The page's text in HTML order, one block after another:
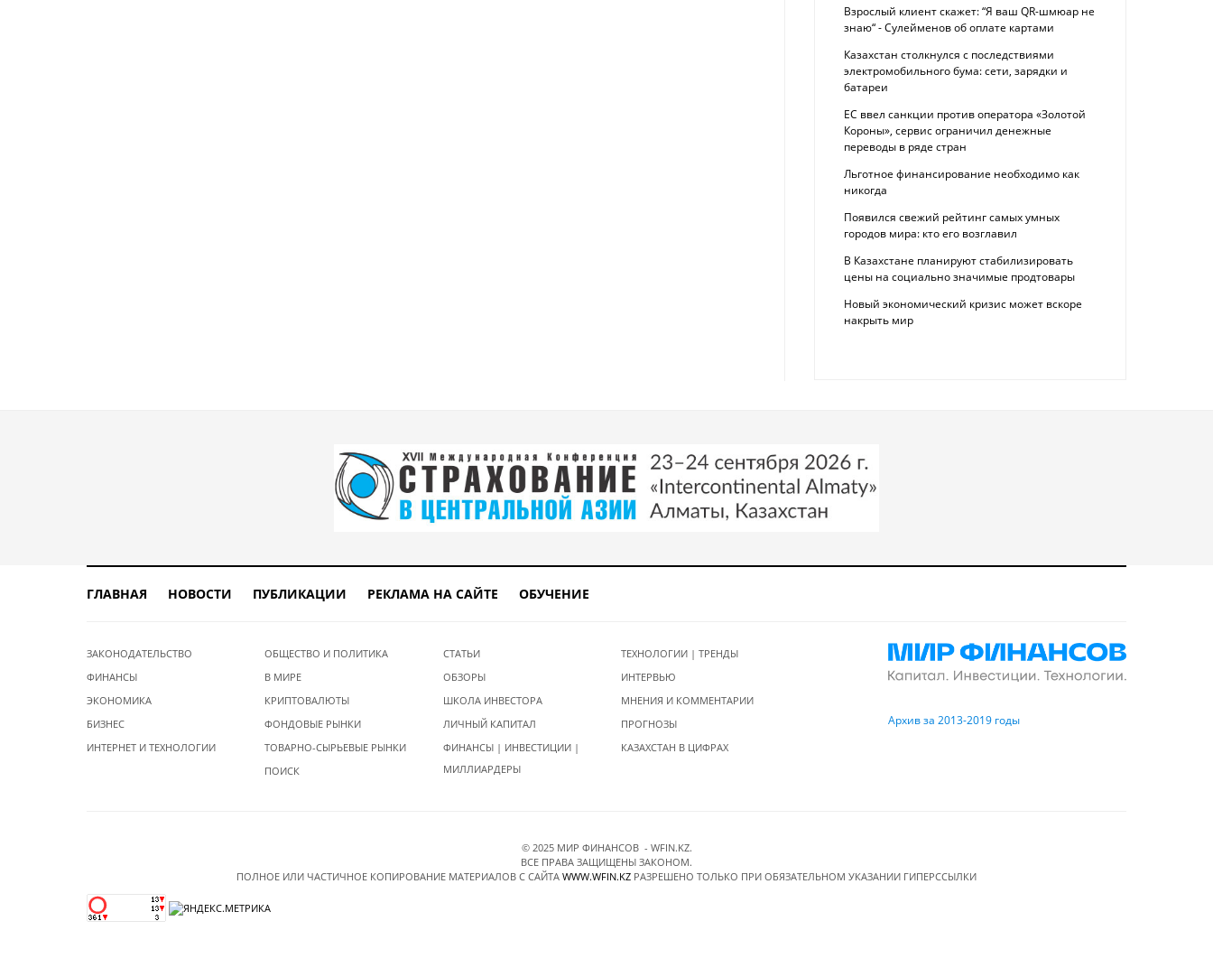
Взрослый клиент скажет: “Я ваш QR-шмюар не
знаю“ - Сулейменов об оплате картами
Казахстан столкнулся с последствиями
электромобильного бума: сети, зарядки и
батареи
ЕС ввел санкции против оператора «Золотой
Короны», сервис ограничил денежные
переводы в ряде стран
Льготное финансирование необходимо как
никогда
Появился свежий рейтинг самых умных
городов мира: кто его возглавил
В Казахстане планируют стабилизировать
цены на социально значимые продтовары
Новый экономический кризис может вскоре
накрыть мир
ГЛАВНАЯ НОВОСТИ ПУБЛИКАЦИИ РЕКЛАМА НА САЙТЕ ОБУЧЕНИЕ
ЗАКОНОДАТЕЛЬСТВО
ФИНАНСЫ
ЭКОНОМИКА
БИЗНЕС
ИНТЕРНЕТ И ТЕХНОЛОГИИ
ОБЩЕСТВО И ПОЛИТИКА
В МИРЕ
КРИПТОВАЛЮТЫ
ФОНДОВЫЕ РЫНКИ
ТОВАРНО-СЫРЬЕВЫЕ РЫНКИ
ПОИСК
СТАТЬИ
ОБЗОРЫ
ШКОЛА ИНВЕСТОРА
ЛИЧНЫЙ КАПИТАЛ
ФИНАНСЫ | ИНВЕСТИЦИИ |
МИЛЛИАРДЕРЫ
ТЕХНОЛОГИИ | ТРЕНДЫ
ИНТЕРВЬЮ
МНЕНИЯ И КОММЕНТАРИИ
ПРОГНОЗЫ
КАЗАХСТАН В ЦИФРАХ
Архив за 2013-2019 годы
© 2025 МИР ФИНАНСОВ - WFIN.KZ.
ВСЕ ПРАВА ЗАЩИЩЕНЫ ЗАКОНОМ.
ПОЛНОЕ ИЛИ ЧАСТИЧНОЕ КОПИРОВАНИЕ МАТЕРИАЛОВ C САЙТА WWW.WFIN.KZ РАЗРЕШЕНО ТОЛЬКО ПРИ ОБЯЗАТЕЛЬНОМ УКАЗАНИИ ГИПЕРССЫЛКИ